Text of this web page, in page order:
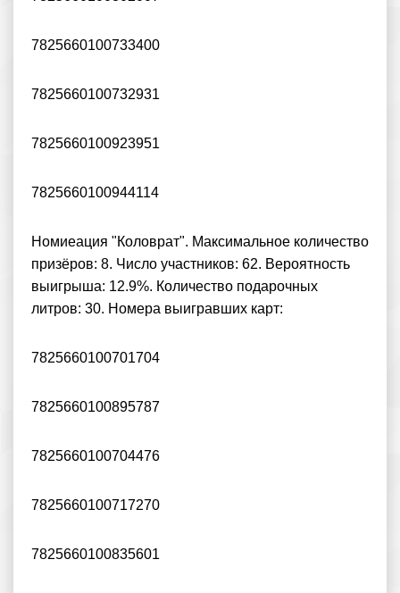
7825660100733400
7825660100732931
7825660100923951
7825660100944114
Номиеация "Коловрат". Максимальное количество
призёров: 8. Число участников: 62. Вероятность
выигрыша: 12.9%. Количество подарочных
литров: 30. Номера выигравших карт:
7825660100701704
7825660100895787
7825660100704476
7825660100717270
7825660100835601